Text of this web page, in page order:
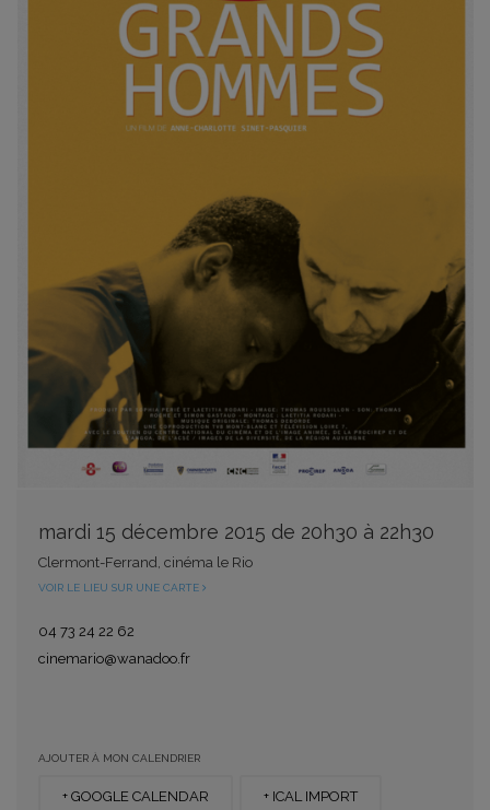
mardi 15 décembre 2015 de 20h30 à 22h30
Clermont-Ferrand, cinéma le Rio
VOIR LE LIEU SUR UNE CARTE
04 73 24 22 62
cinemario@wanadoo.fr
AJOUTER À MON CALENDRIER
+ GOOGLE CALENDAR + ICAL IMPORT